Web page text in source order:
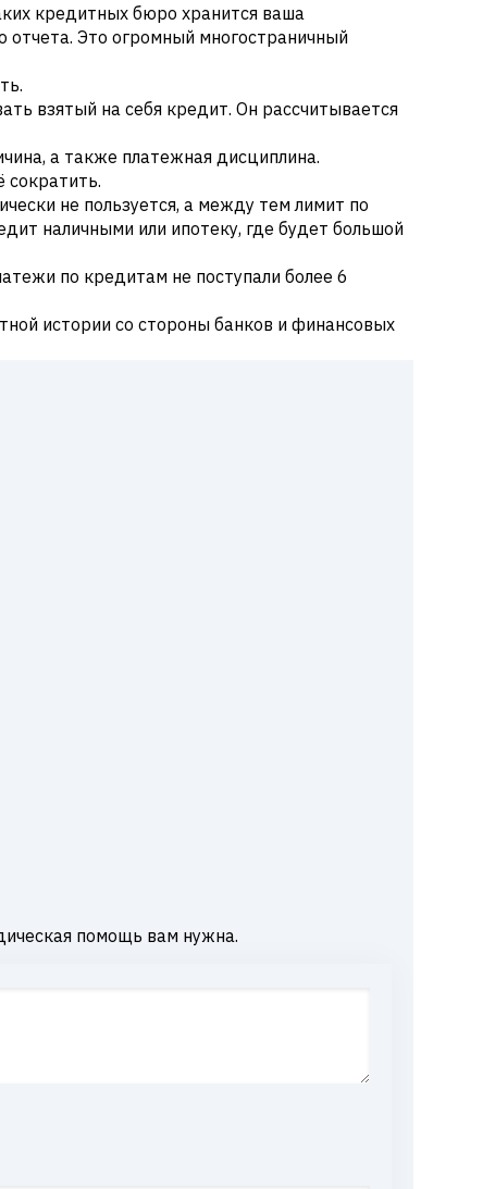
кредитных бюро хранится ваша
отчета. Это огромный многостраничный
взятый на себя кредит. Он рассчитывается
а также платежная дисциплина.
сократить.
не пользуется, а между тем лимит по
наличными или ипотеку, где будет большой
по кредитам не поступали более 6
истории со стороны банков и финансовых
помощь вам нужна.